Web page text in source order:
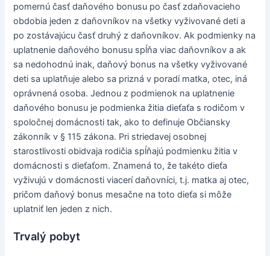
pomernú časť daňového bonusu po časť zdaňovacieho
obdobia jeden z daňovníkov na všetky vyživované deti a
po zostávajúcu časť druhý z daňovníkov. Ak podmienky na
uplatnenie daňového bonusu spĺňa viac daňovníkov a ak
sa nedohodnú inak, daňový bonus na všetky vyživované
deti sa uplatňuje alebo sa prizná v poradí matka, otec, iná
oprávnená osoba. Jednou z podmienok na uplatnenie
daňového bonusu je podmienka žitia dieťaťa s rodičom v
spoločnej domácnosti tak, ako to definuje Občiansky
zákonník v § 115 zákona. Pri striedavej osobnej
starostlivosti obidvaja rodičia spĺňajú podmienku žitia v
domácnosti s dieťaťom. Znamená to, že takéto dieťa
vyživujú v domácnosti viacerí daňovníci, t.j. matka aj otec,
pričom daňový bonus mesačne na toto dieťa si môže
uplatniť len jeden z nich.
Trvalý pobyt